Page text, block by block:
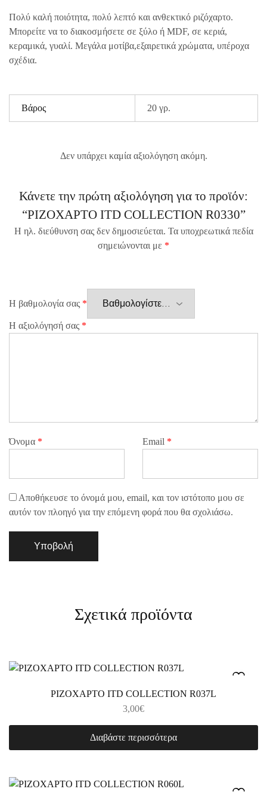
Πολύ καλή ποιότητα, πολύ λεπτό και ανθεκτικό ριζόχαρτο.
Μπορείτε να το διακοσμήσετε σε ξύλο ή MDF, σε κεριά,
κεραμικά, γυαλί. Μεγάλα μοτίβα,εξαιρετικά χρώματα, υπέροχα
σχέδια.
Βάρος 20 γρ.
Δεν υπάρχει καμία αξιολόγηση ακόμη.
Κάνετε την πρώτη αξιολόγηση για το προϊόν:
“ΡΙΖΟΧΑΡΤΟ ITD COLLECTION R0330”
Η ηλ. διεύθυνση σας δεν δημοσιεύεται. Τα υποχρεωτικά πεδία
σημειώνονται με *
Η βαθμολογία σας *
Η αξιολόγησή σας *
Όνομα * Email *
Αποθήκευσε το όνομά μου, email, και τον ιστότοπο μου σε
αυτόν τον πλοηγό για την επόμενη φορά που θα σχολιάσω.
Σχετικά προϊόντα
ΡΙΖΟΧΑΡΤΟ ITD COLLECTION R037L
3,00€
Διαβάστε περισσότερα